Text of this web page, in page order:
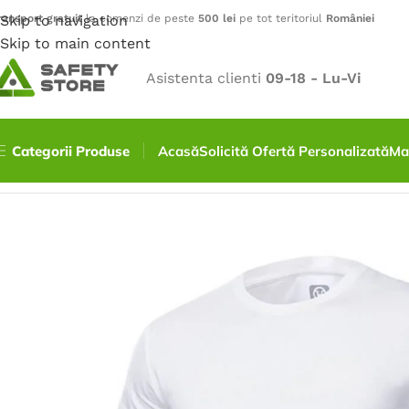
Skip to navigation
Skip to main content
gratuitla comenzi de peste 500 lei pe tot teritoriul României
Asistenta clienti 09-18 - Lu-Vi
Categorii Produse AcasăSolicită Ofertă Personalizată